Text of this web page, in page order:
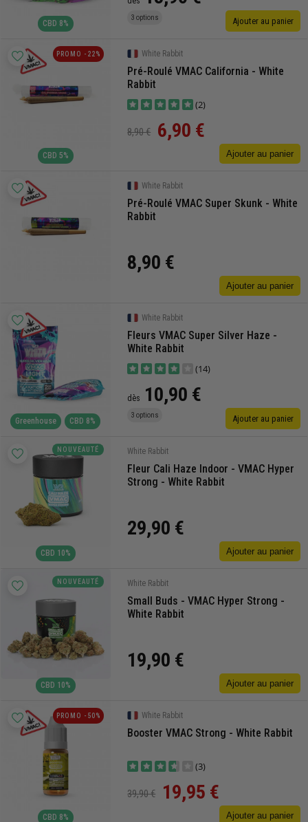
CBD 8%
3 options Ajouter au panier
PROMO -22%
CBD 5%
White Rabbit
Pré-Roulé VMAC California - White
Rabbit
(2)
8,90 € 6,90 €
Ajouter au panier
White Rabbit
Pré-Roulé VMAC Super Skunk - White
Rabbit
8,90 €
Ajouter au panier
Greenhouse CBD 8%
White Rabbit
Fleurs VMAC Super Silver Haze -
White Rabbit
(14)
dès 10,90 €
3 options Ajouter au panier
NOUVEAUTÉ
CBD 10%
White Rabbit
Fleur Cali Haze Indoor - VMAC Hyper
Strong - White Rabbit
29,90 €
Ajouter au panier
NOUVEAUTÉ
CBD 10%
White Rabbit
Small Buds - VMAC Hyper Strong -
White Rabbit
19,90 €
Ajouter au panier
PROMO -50%
CBD 8%
White Rabbit
Booster VMAC Strong - White Rabbit
(3)
39,90 € 19,95 €
Ajouter au panier